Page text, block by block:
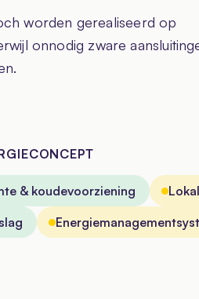
worden gerealiseerd op
onnodig zware
& koudevoorziening